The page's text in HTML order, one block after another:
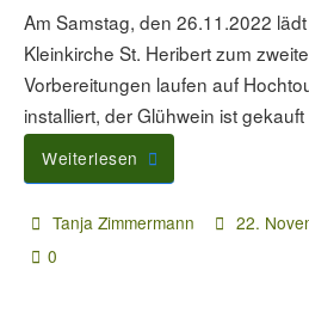
Am Samstag, den 26.11.2022
Kleinkirche St. Heribert zum
Vorbereitungen laufen auf
installiert, der Glühwein ist
Weiterlesen
Tanja Zimmermann 22.
0